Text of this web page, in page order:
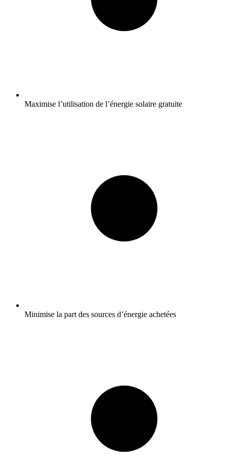
Maximise l’utilisation de l’énergie solaire gratuite
Minimise la part des sources d’énergie achetées